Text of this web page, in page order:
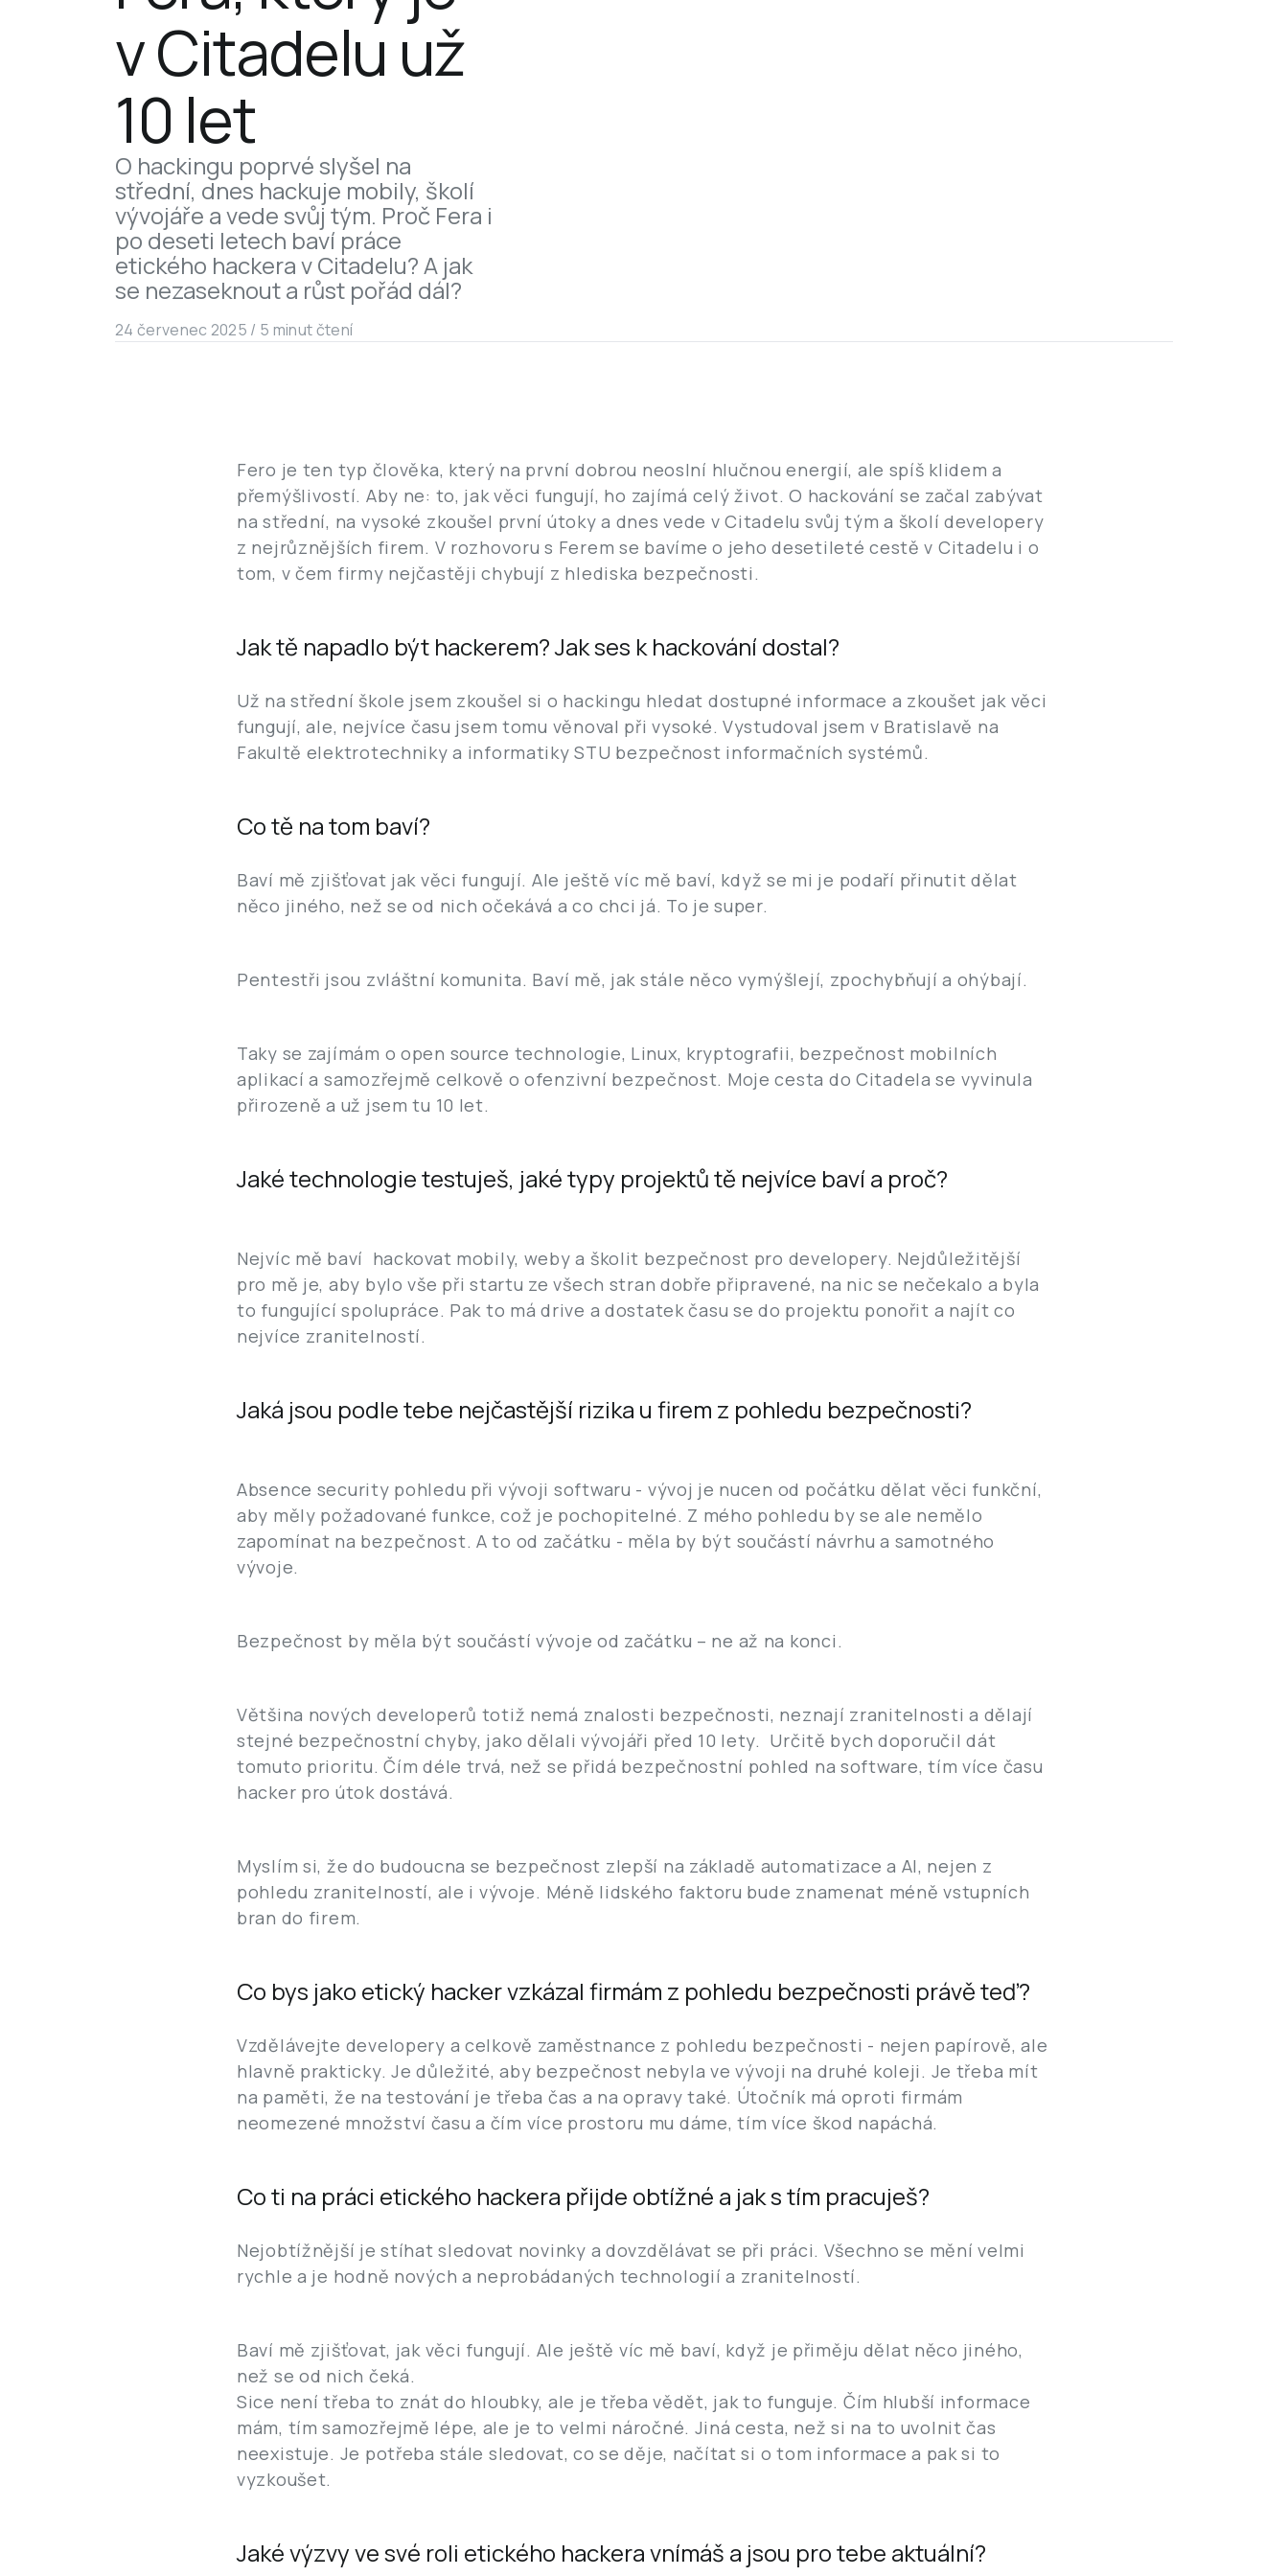
v Citadelu už
10 let
O hackingu poprvé slyšel na
střední, dnes hackuje mobily, školí
vývojáře a vede svůj tým. Proč Fera i
po deseti letech baví práce
etického hackera v Citadelu? A jak
se nezaseknout a růst pořád dál?
24 červenec 2025 / 5 minut čtení
Fero je ten typ člověka, který na první dobrou neoslní hlučnou energií, ale spíš klidem a
přemýšlivostí. Aby ne: to, jak věci fungují, ho zajímá celý život. O hackování se začal zabývat
na střední, na vysoké zkoušel první útoky a dnes vede v Citadelu svůj tým a školí developery
z nejrůznějších firem. V rozhovoru s Ferem se bavíme o jeho desetileté cestě v Citadelu i o
tom, v čem firmy nejčastěji chybují z hlediska bezpečnosti.
Jak tě napadlo být hackerem? Jak ses k hackování dostal?
Už na střední škole jsem zkoušel si o hackingu hledat dostupné informace a zkoušet jak věci
fungují, ale, nejvíce času jsem tomu věnoval při vysoké. Vystudoval jsem v Bratislavě na
Fakultě elektrotechniky a informatiky STU bezpečnost informačních systémů.
Co tě na tom baví?
Baví mě zjišťovat jak věci fungují. Ale ještě víc mě baví, když se mi je podaří přinutit dělat
něco jiného, než se od nich očekává a co chci já. To je super.
Pentestři jsou zvláštní komunita. Baví mě, jak stále něco vymýšlejí, zpochybňují a ohýbají.
Taky se zajímám o open source technologie, Linux, kryptografii, bezpečnost mobilních
aplikací a samozřejmě celkově o ofenzivní bezpečnost. Moje cesta do Citadela se vyvinula
přirozeně a už jsem tu 10 let.
Jaké technologie testuješ, jaké typy projektů tě nejvíce baví a proč?
Nejvíc mě baví hackovat mobily, weby a školit bezpečnost pro developery. Nejdůležitější
pro mě je, aby bylo vše při startu ze všech stran dobře připravené, na nic se nečekalo a byla
to fungující spolupráce. Pak to má drive a dostatek času se do projektu ponořit a najít co
nejvíce zranitelností.
Jaká jsou podle tebe nejčastější rizika u firem z pohledu bezpečnosti?
Absence security pohledu při vývoji softwaru - vývoj je nucen od počátku dělat věci funkční,
aby měly požadované funkce, což je pochopitelné. Z mého pohledu by se ale nemělo
zapomínat na bezpečnost. A to od začátku - měla by být součástí návrhu a samotného
vývoje.
Bezpečnost by měla být součástí vývoje od začátku – ne až na konci.
Většina nových developerů totiž nemá znalosti bezpečnosti, neznají zranitelnosti a dělají
stejné bezpečnostní chyby, jako dělali vývojáři před 10 lety. Určitě bych doporučil dát
tomuto prioritu. Čím déle trvá, než se přidá bezpečnostní pohled na software, tím více času
hacker pro útok dostává.
Myslím si, že do budoucna se bezpečnost zlepší na základě automatizace a AI, nejen z
pohledu zranitelností, ale i vývoje. Méně lidského faktoru bude znamenat méně vstupních
bran do firem.
Co bys jako etický hacker vzkázal firmám z pohledu bezpečnosti právě teď?
Vzdělávejte developery a celkově zaměstnance z pohledu bezpečnosti - nejen papírově, ale
hlavně prakticky. Je důležité, aby bezpečnost nebyla ve vývoji na druhé koleji. Je třeba mít
na paměti, že na testování je třeba čas a na opravy také. Útočník má oproti firmám
neomezené množství času a čím více prostoru mu dáme, tím více škod napáchá.
Co ti na práci etického hackera přijde obtížné a jak s tím pracuješ?
Nejobtížnější je stíhat sledovat novinky a dovzdělávat se při práci. Všechno se mění velmi
rychle a je hodně nových a neprobádaných technologií a zranitelností.
Baví mě zjišťovat, jak věci fungují. Ale ještě víc mě baví, když je přiměju dělat něco jiného,
než se od nich čeká.
Sice není třeba to znát do hloubky, ale je třeba vědět, jak to funguje. Čím hlubší informace
mám, tím samozřejmě lépe, ale je to velmi náročné. Jiná cesta, než si na to uvolnit čas
neexistuje. Je potřeba stále sledovat, co se děje, načítat si o tom informace a pak si to
vyzkoušet.
Jaké výzvy ve své roli etického hackera vnímáš a jsou pro tebe aktuální?